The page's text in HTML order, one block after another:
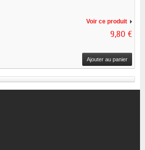
Voir ce produit
9,80 €
Ajouter au panier